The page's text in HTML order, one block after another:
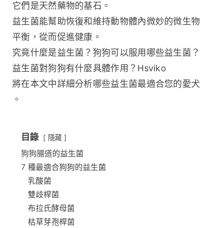
它們是天然藥物的基石。
益生菌能幫助恢復和維持動物體內微妙的微生物
平衡，從而促進健康。
究竟什麼是益生菌？狗狗可以服用哪些益生菌？
益生菌對狗狗有什麼具體作用？Hsviko
將在本文中詳細分析哪些益生菌最適合您的愛犬
。
目錄 隱藏
狗狗腸道的益生菌
7 種最適合狗狗的益生菌
乳酸菌
雙歧桿菌
布拉氏酵母菌
枯草芽孢桿菌